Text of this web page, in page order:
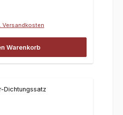
Versandkosten
Warenkorb